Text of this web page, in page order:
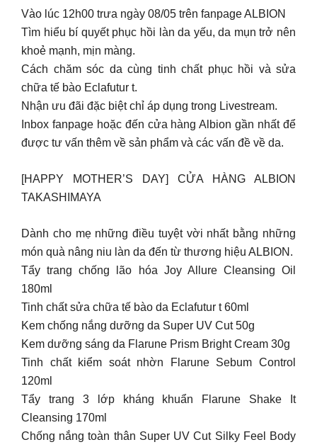
Vào lúc 12h00 trưa ngày 08/05 trên fanpage ALBION
Tìm hiểu bí quyết phục hồi làn da yếu, da mụn trở nên
khoẻ mạnh, mịn màng.
Cách chăm sóc da cùng tinh chất phục hồi và sửa
chữa tế bào Eclafutur t.
Nhận ưu đãi đặc biệt chỉ áp dụng trong Livestream.
Inbox fanpage hoặc đến cửa hàng Albion gần nhất để
được tư vấn thêm về sản phẩm và các vấn đề về da.
[HAPPY MOTHER’S DAY] CỬA HÀNG ALBION
TAKASHIMAYA
Dành cho mẹ những điều tuyệt vời nhất bằng những
món quà nâng niu làn da đến từ thương hiệu ALBION.
Tẩy trang chống lão hóa Joy Allure Cleansing Oil
180ml
Tinh chất sửa chữa tế bào da Eclafutur t 60ml
Kem chống nắng dưỡng da Super UV Cut 50g
Kem dưỡng sáng da Flarune Prism Bright Cream 30g
Tinh chất kiểm soát nhờn Flarune Sebum Control
120ml
Tẩy trang 3 lớp kháng khuẩn Flarune Shake It
Cleansing 170ml
Chống nắng toàn thân Super UV Cut Silky Feel Body